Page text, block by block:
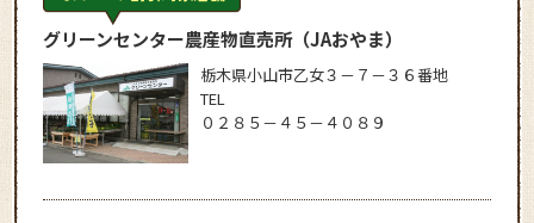
グリーンセンター農産物直売所（JAおやま）
栃木県小山市乙女３－７－３６番地
TEL
０２８５－４５－４０８９